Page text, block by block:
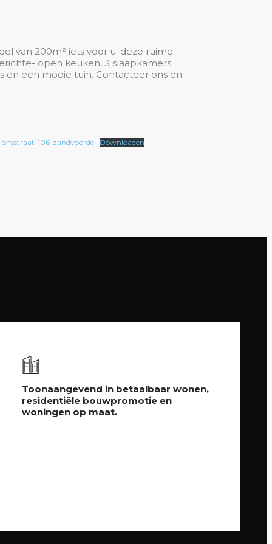
van 200m² iets voor u. deze ruime
open keuken, 3 slaapkamers
en een mooie tuin. Contacteer ons en
106-zandvoorde Downloaden
Toonaangevend in betaalbaar wonen,
residentiële bouwpromotie en
woningen op maat.